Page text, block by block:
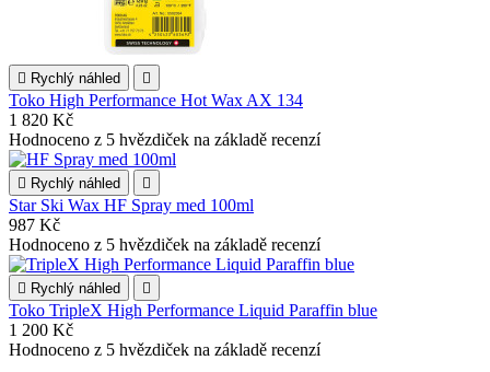
 Rychlý náhled 
Toko High Performance Hot Wax AX 134
1 820 Kč
Hodnoceno z 5 hvězdiček na základě recenzí
 Rychlý náhled 
Star Ski Wax HF Spray med 100ml
987 Kč
Hodnoceno z 5 hvězdiček na základě recenzí
 Rychlý náhled 
Toko TripleX High Performance Liquid Paraffin blue
1 200 Kč
Hodnoceno z 5 hvězdiček na základě recenzí